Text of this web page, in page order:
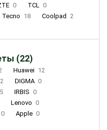
0 TCL 0
Tecno 18 Coolpad 2
(22)
Huawei 12
2 DIGMA 0
5 IRBIS 0
Lenovo 0
0 Apple 0